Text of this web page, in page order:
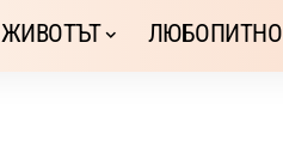
ЖИВОТЪТ ЛЮБОПИТНО